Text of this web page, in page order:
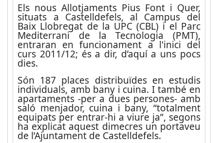
Els nous Allotjaments Pius Font i Quer,
situats a Castelldefels, al Campus del
Baix Llobregat de la UPC (CBL) i el Parc
Mediterrani de la Tecnologia (PMT),
entraran en funcionament a l'inici del
curs 2011/12; és a dir, d’aquí a uns pocs
dies.
Són 187 places distribuïdes en estudis
individuals, amb bany i cuina. I també en
apartaments -per a dues persones- amb
saló menjador, cuina i bany, “totalment
equipats per entrar-hi a viure ja”, segons
ha explicat aquest dimecres un portaveu
de l’Ajuntament de Castelldefels.